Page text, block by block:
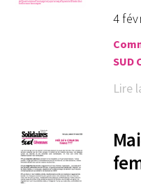
4
SUD
Lire